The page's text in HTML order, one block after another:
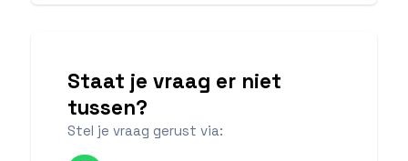
Staat je vraag er niet
tussen?
Stel je vraag gerust via: